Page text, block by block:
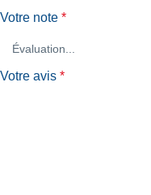
Votre note *
Votre avis *